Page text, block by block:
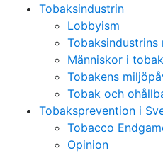
Tobaksindustrin
Lobbyism
Tobaksindustrins
Människor i
Tobakens
Tobak och
Tobaksprevention i
Tobacco
Opinion